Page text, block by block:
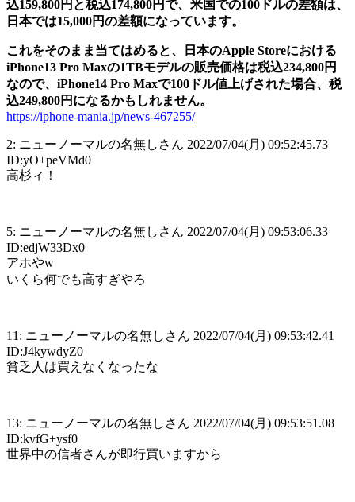
込159,800円と税込174,800円で、米国での100ドルの差額は、
日本では15,000円の差額になっています。
これをそのまま当てはめると、日本のApple Storeにおける
iPhone13 Pro Maxの1TBモデルの販売価格は税込234,800円
なので、iPhone14 Pro Maxで100ドル値上げされた場合、税
込249,800円になるかもしれません。
https://iphone-mania.jp/news-467255/
2: ニューノーマルの名無しさん 2022/07/04(月) 09:52:45.73
ID:yO+peVMd0
高杉ィ！
5: ニューノーマルの名無しさん 2022/07/04(月) 09:53:06.33
ID:edjW33Dx0
アホやw
いくら何でも高すぎやろ
11: ニューノーマルの名無しさん 2022/07/04(月) 09:53:42.41
ID:J4kywdyZ0
貧乏人は買えなくなったな
13: ニューノーマルの名無しさん 2022/07/04(月) 09:53:51.08
ID:kvfG+ysf0
世界中の信者さんが即行買いますから